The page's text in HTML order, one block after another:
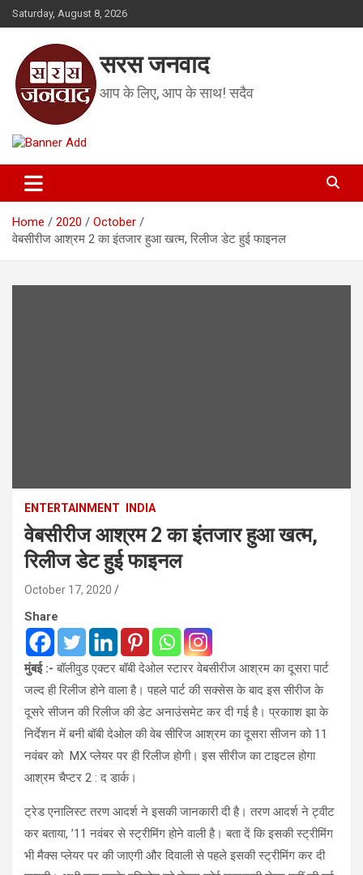
Skip
to
Saturday, August 8, 2026
सरस जनवाद
आप के लिए, आप के साथ! सदैव
Home 2020
October
वेबसीरीज आश्रम 2 का इंतजार हुआ खत्म, रिलीज डेट हुई फाइनल
ENTERTAINMENT INDIA
वेबसीरीज आश्रम 2 का इंतजार हुआ खत्म,
रिलीज डेट हुई फाइनल
October 17, 2020
Share
मुंबई :-बॉलीवुड एक्टर बॉबी देओल स्टारर वेबसीरीज आश्रम का दूसरा पार्ट
जल्द ही रिलीज होने वाला है। पहले पार्ट की सक्सेस के बाद इस सीरीज के
दूसरे सीजन की रिलीज की डेट अनाउंसमेट कर दी गई है। प्रकााश झा के
निर्देशन में बनी बॉबी देओल की वेब सीरिज आश्रम का दूसरा सीजन को 11
नवंबर को MX प्लेयर पर ही रिलीज होगी। इस सीरीज का टाइटल होगा
आश्रम चैप्टर 2 : द डार्क।
ट्रेड एनालिस्ट तरण आदर्श ने इसकी जानकारी दी है। तरण आदर्श ने ट्वीट
कर बताया, ’11 नवंबर से स्ट्रीमिंग होने वाली है। बता दें कि इसकी स्ट्रीमिंग
भी मैक्स प्लेयर पर की जाएगी और दिवाली से पहले इसकी स्ट्रीमिंग कर दी